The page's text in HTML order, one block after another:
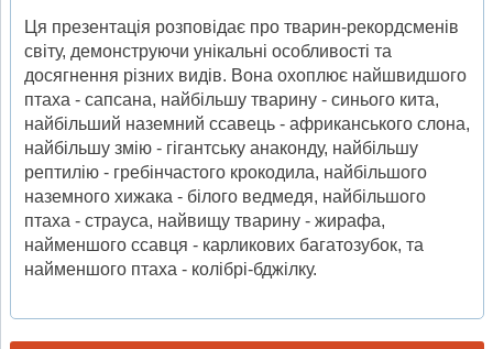
Ця презентація розповідає про тварин-рекордсменів
світу, демонструючи унікальні особливості та
досягнення різних видів. Вона охоплює найшвидшого
птаха - сапсана, найбільшу тварину - синього кита,
найбільший наземний ссавець - африканського слона,
найбільшу змію - гігантську анаконду, найбільшу
рептилію - гребінчастого крокодила, найбільшого
наземного хижака - білого ведмедя, найбільшого
птаха - страуса, найвищу тварину - жирафа,
найменшого ссавця - карликових багатозубок, та
найменшого птаха - колібрі-бджілку.